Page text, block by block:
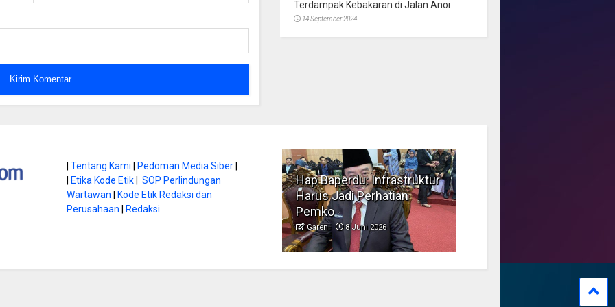
Terdampak Kebakaran di Jalan Anoi
14 September 2024
|Tentang Kami Pedoman Media Siber
Etika Kode Etik |SOP Perlindungan
Wartawan
Kode Etik Redaksi dan
Perusahaan
Redaksi
di Gunung
Ini
Literasi Jadi Bekal Utama
Siswa di Era Digital
Hap Baperdu: Infrastruktur
Harus Jadi Perhatian
Pemko
Garen 8 Juni 2026